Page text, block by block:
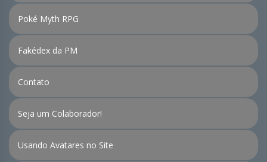
Poké Myth RPG
Fakédex da PM
Contato
Seja um Colaborador!
Usando Avatares no Site